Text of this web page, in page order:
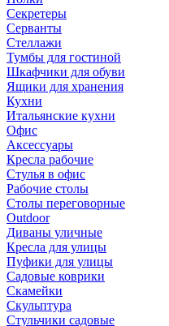
Секретеры
Серванты
Стеллажи
Тумбы для гостиной
Шкафчики для обуви
Ящики для хранения
Кухни
Итальянские кухни
Офис
Аксессуары
Кресла рабочие
Стулья в офис
Рабочие столы
Столы переговорные
Outdoor
Диваны уличные
Кресла для улицы
Пуфики для улицы
Садовые коврики
Скамейки
Скульптура
Стульчики садовые